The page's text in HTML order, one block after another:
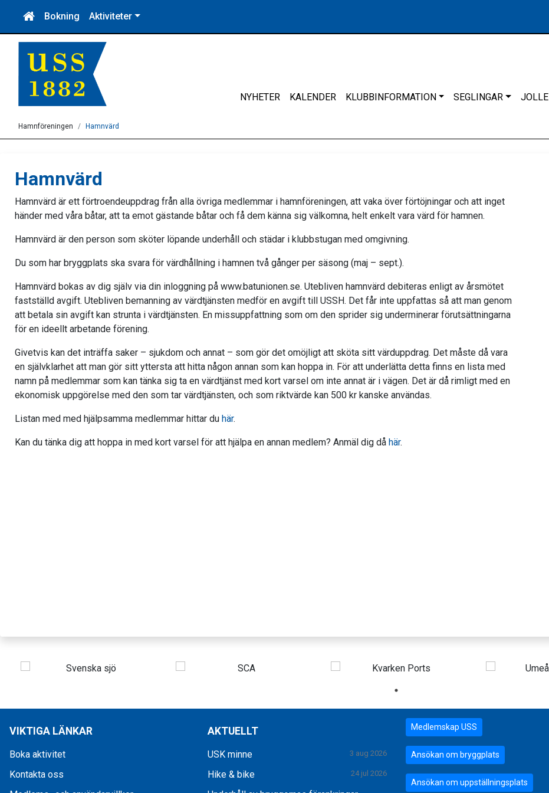
Bokning Aktiviteter
NYHETER KALENDER KLUBBINFORMATION SEGLINGAR JOLLE
Hamnföreningen Hamnvärd
Hamnvärd
Hamnvärd är ett förtroendeuppdrag från alla övriga medlemmar i hamnföreningen, att vaka över förtöjningar och att inget
händer med våra båtar, att ta emot gästande båtar och få dem känna sig välkomna, helt enkelt vara värd för hamnen.
Hamnvärd är den person som sköter löpande underhåll och städar i klubbstugan med omgivning.
Du som har bryggplats ska svara för värdhållning i hamnen två gånger per säsong (maj – sept.).
Hamnvärd bokas av dig själv via din inloggning på www.batunionen.se. Utebliven hamnvärd debiteras enligt av årsmötet
fastställd avgift. Utebliven bemanning av värdtjänsten medför en avgift till USSH. Det får inte uppfattas så att man genom
att betala sin avgift kan strunta i värdtjänsten. En missuppfattning som om den sprider sig underminerar förutsättningarna
för en ideellt arbetande förening.
Givetvis kan det inträffa saker – sjukdom och annat – som gör det omöjligt att sköta sitt värduppdrag. Det måste då vara
en självklarhet att man gör sitt yttersta att hitta någon annan som kan hoppa in. För att underlätta detta finns en lista med
namn på medlemmar som kan tänka sig ta en värdtjänst med kort varsel om inte annat är i vägen. Det är då rimligt med en
ekonomisk uppgörelse med den som tar värdtjänsten, och som riktvärde kan 500 kr kanske användas.
Listan med med hjälpsamma medlemmar hittar du här.
Kan du tänka dig att hoppa in med kort varsel för att hjälpa en annan medlem? Anmäl dig då här.
VIKTIGA LÄNKAR
Boka aktivitet
Kontakta oss
AKTUELLT
USK minne 3 aug 2026
Hike & bike 24 jul 2026
Medlemskap USS
Ansökan om bryggplats
Ansökan om uppställningsplats